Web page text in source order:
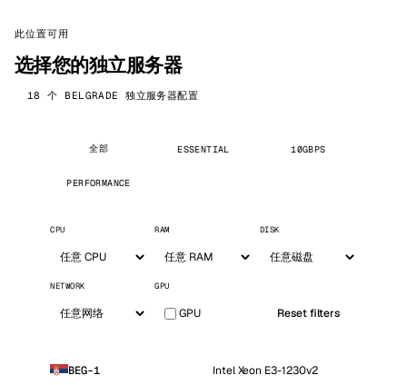
此位置可用
选择您的独立服务器
18 个 BELGRADE 独立服务器配置
全部 ESSENTIAL 10GBPS
PERFORMANCE
CPU RAM DISK
NETWORK GPU
GPU Reset filters
BEG-1 Intel Xeon E3-1230v2